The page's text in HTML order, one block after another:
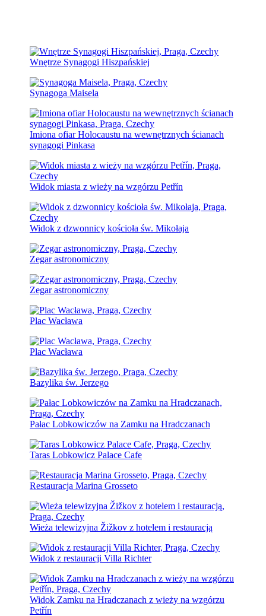
Wnętrze Synagogi Hiszpańskiej
Synagoga Maisela
Imiona ofiar Holocaustu na wewnętrznych ścianach
synagogi Pinkasa
Widok miasta z wieży na wzgórzu Petřín
Widok z dzwonnicy kościoła św. Mikołaja
Zegar astronomiczny
Zegar astronomiczny
Plac Wacława
Plac Wacława
Bazylika św. Jerzego
Pałac Lobkowiczów na Zamku na Hradczanach
Taras Lobkowicz Palace Cafe
Restauracja Marina Grosseto
Wieża telewizyjna Žižkov z hotelem i restauracją
Widok z restauracji Villa Richter
Widok Zamku na Hradczanach z wieży na wzgórzu
Petřín